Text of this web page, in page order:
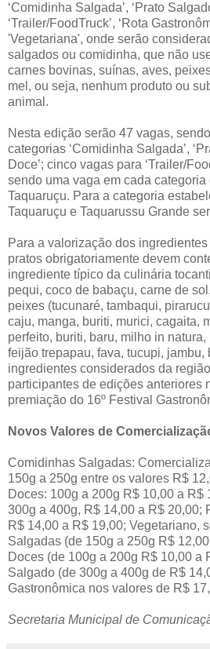
‘Comidinha Salgada’, ‘Prato
‘Trailer/FoodTruck’, ‘Rota
'Vegetariana', onde serão
salgados ou comidinha, que não
carnes bovinas, suínas, aves,
mel, ou seja, nenhum produto ou
animal.
Nesta edição serão 47 vagas,
categorias ‘Comidinha Salgada’,
Doce’; cinco vagas para ‘Trailer/
sendo uma vaga em cada
Taquaruçu. Para a categoria
Taquaruçu e Taquarussu Grande
Para a valorização dos
pratos obrigatoriamente devem
ingrediente típico da culinária
pequi, coco de babaçu, carne de
peixes (tucunaré, tambaqui,
caju, manga, buriti, murici, cagaita,
perfeito, buriti, baru, milho in
feijão trepapau, fava, tucupi, jambu,
ingredientes considerados da
participantes de edições anteriores
premiação do 16º Festival
Novos Valores de
Comidinhas Salgadas:
150g a 250g entre os valores R$
Doces: 100g a 200g R$ 10,00 a R$
300g a 400g, R$ 14,00 a R$ 20,00;
R$ 14,00 a R$ 19,00; Vegetariano,
Salgadas (de 150g a 250g R$
Doces (de 100g a 200g R$ 10,00 a
Salgado (de 300g a 400g de R$
Gastronômica nos valores de R$
Secretaria Municipal de